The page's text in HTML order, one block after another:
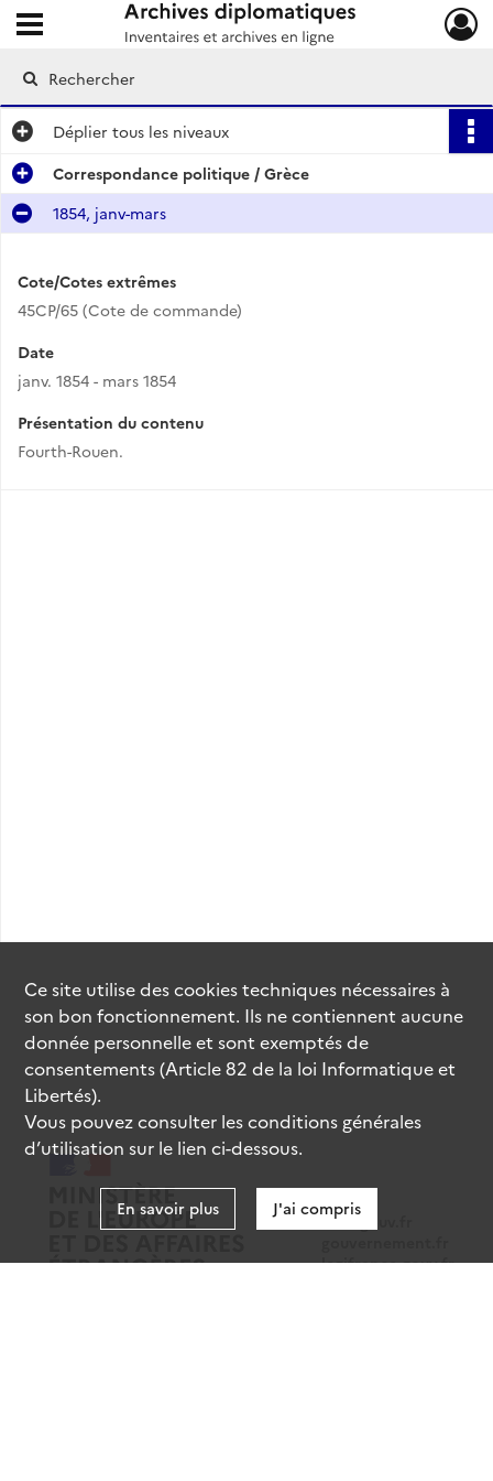
Archives diplomatiques
Ouvrir le menu déroulant
Déplier tous les niveaux
Correspondance politique / Grèce
1854, janv-mars
Cote/Cotes extrêmes
45CP/65 (Cote de commande)
Date
janv. 1854 - mars 1854
Présentation du contenu
Fourth-Rouen.
data.gouv.fr
legifrance.gouv.fr
Ce site utilise descookiestechniques nécessaires à
son bon fonctionnement. Ils ne contiennent aucune
donnée personnelle et sont exemptés de
consentements (Article 82 de la loi Informatique et
Libertés).
Vous pouvez consulter les conditions générales
d’utilisation sur le lien ci-dessous.
En savoir plus J'ai compris